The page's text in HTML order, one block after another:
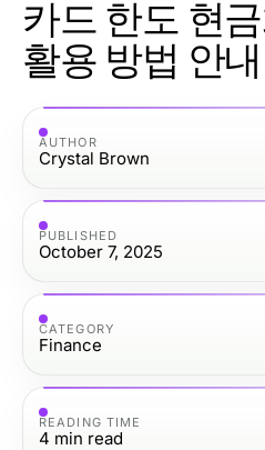
카드 한도 현
활용 방법 안내
AUTHOR
Crystal Brown
PUBLISHED
October 7, 2025
CATEGORY
Finance
READING TIME
4 min read